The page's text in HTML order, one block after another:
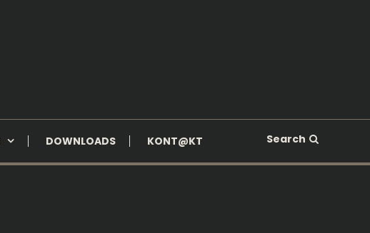
DOWNLOADS KONT@KT Search